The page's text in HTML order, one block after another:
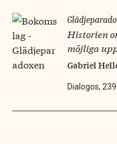
Historien
möjliga
Gabriel
Dialogos,